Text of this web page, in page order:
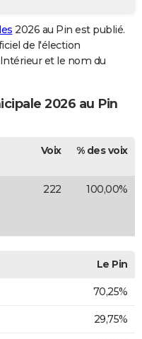
2026 au Pin est publié.
de l'élection
et le nom du
2026 au Pin
Voix % des voix
222 100,00%
Le Pin
70,25%
29,75%